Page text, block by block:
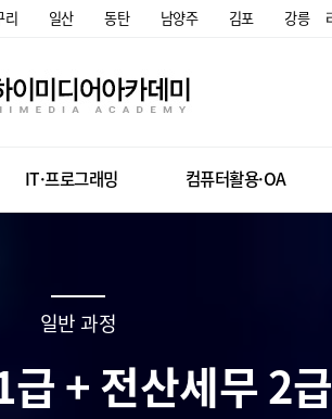
리 일산 동탄 남양주 김포 강릉
IT·프로그래밍 컴퓨터활용·OA
일반 과정
+ 전산세무 2급